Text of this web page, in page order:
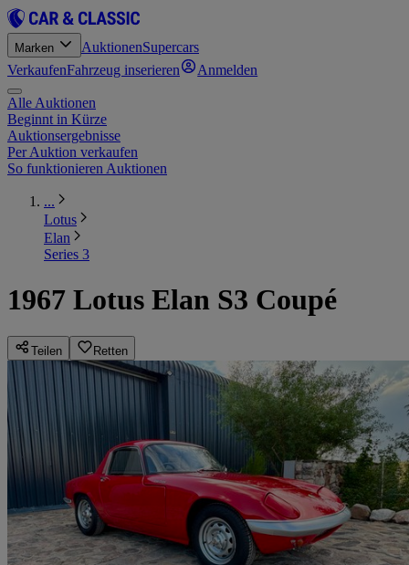
Marken AuktionenSupercars
VerkaufenFahrzeug inserieren Anmelden
Alle Auktionen
Beginnt in Kürze
Auktionsergebnisse
Per Auktion verkaufen
So funktionieren Auktionen
...
Lotus
Elan
Series 3
1967 Lotus Elan S3 Coupé
Teilen Retten